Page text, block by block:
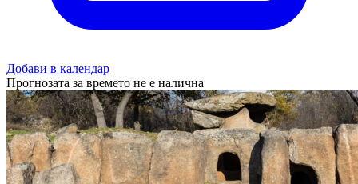
Добави в календар
Прогнозата за времето не е налична